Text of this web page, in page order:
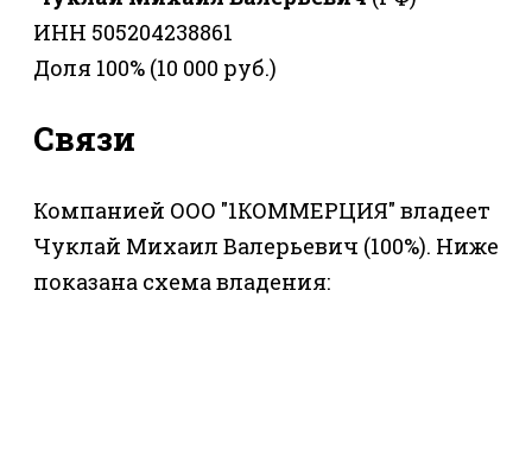
ИНН 505204238861
Доля 100% (10 000 руб.)
Связи
Компанией ООО "1КОММЕРЦИЯ" владеет
Чуклай Михаил Валерьевич (100%). Ниже
показана схема владения: